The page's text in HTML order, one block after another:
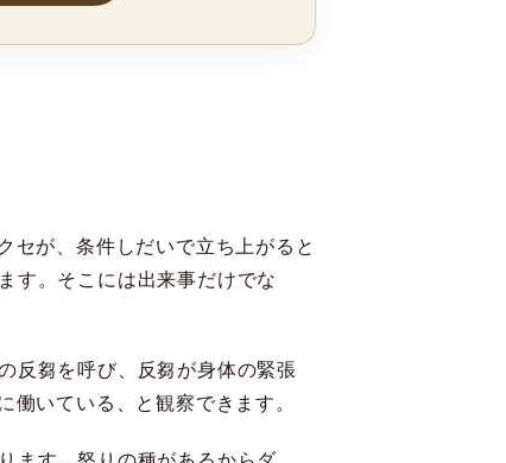
セが、条件しだいで立ち上がると
す。そこには出来事だけでな
反芻を呼び、反芻が身体の緊張
いている、と観察できます。